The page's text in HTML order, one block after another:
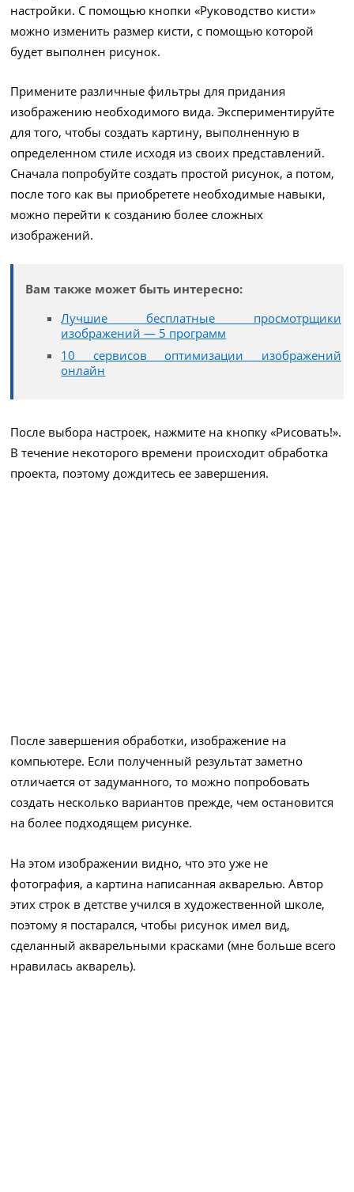
настройки. С помощью кнопки «Руководство кисти»
можно изменить размер кисти, с помощью которой
будет выполнен рисунок.
Примените различные фильтры для придания
изображению необходимого вида. Экспериментируйте
для того, чтобы создать картину, выполненную в
определенном стиле исходя из своих представлений.
Сначала попробуйте создать простой рисунок, а потом,
после того как вы приобретете необходимые навыки,
можно перейти к созданию более сложных
изображений.
Вам также может быть интересно:
Лучшие бесплатные просмотрщики
изображений — 5 программ
10 сервисов оптимизации изображений
онлайн
После выбора настроек, нажмите на кнопку «Рисовать!».
В течение некоторого времени происходит обработка
проекта, поэтому дождитесь ее завершения.
После завершения обработки, изображение на
компьютере. Если полученный результат заметно
отличается от задуманного, то можно попробовать
создать несколько вариантов прежде, чем остановится
на более подходящем рисунке.
На этом изображении видно, что это уже не
фотография, а картина написанная акварелью. Автор
этих строк в детстве учился в художественной школе,
поэтому я постарался, чтобы рисунок имел вид,
сделанный акварельными красками (мне больше всего
нравилась акварель).